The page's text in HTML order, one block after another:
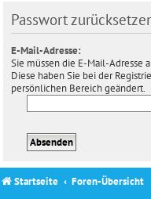
Passwort
E-Mail-Adresse:
Sie müssen die E-Mail-Adresse
Diese haben Sie bei der
persönlichen Bereich geändert.
Startseite Foren-Übersicht